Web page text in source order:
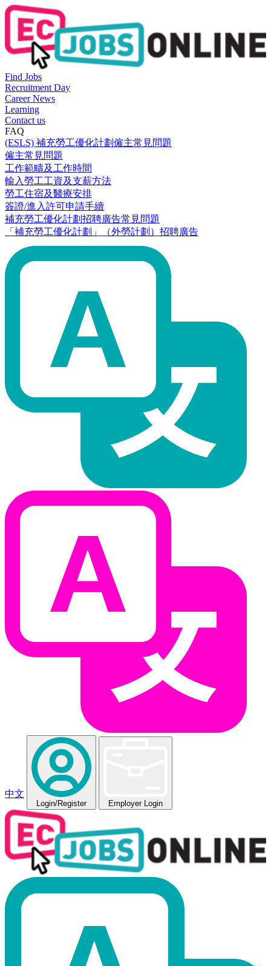
Find Jobs
Recruitment Day
Career News
Learning
Contact us
FAQ
(ESLS) 補充勞工優化計劃僱主常見問題
僱主常見問題
工作範疇及工作時間
輸入勞工工資及支薪方法
勞工住宿及醫療安排
簽證/進入許可申請手續
補充勞工優化計劃招聘廣告常見問題
「補充勞工優化計劃」（外勞計劃）招聘廣告
中文
Login/Register Employer Login